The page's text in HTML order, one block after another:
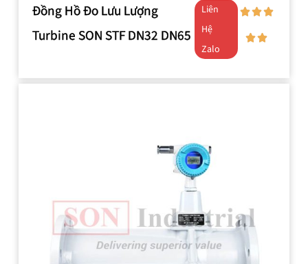
Đồng Hồ Đo Lưu Lượng
Turbine SON STF DN32 DN65
Liên
Hệ
Zalo